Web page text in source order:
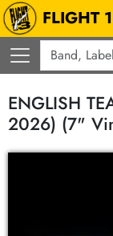
FLIGHT
ENGLISH
2026) (7"